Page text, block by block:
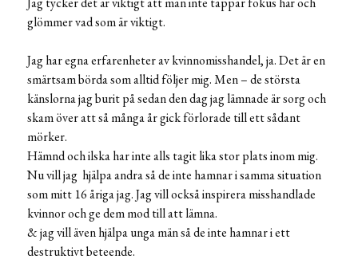
glömmer vad som är viktigt.
Jag har egna erfarenheter av kvinnomisshandel, ja. Det är en
smärtsam börda som alltid följer mig. Men – de största
känslorna jag burit på sedan den dag jag lämnade är sorg och
skam över att så många år gick förlorade till ett sådant
mörker.
Hämnd och ilska har inte alls tagit lika stor plats inom mig.
Nu vill jag hjälpa andra så de inte hamnar i samma situation
som mitt 16 åriga jag. Jag vill också inspirera misshandlade
kvinnor och ge dem mod till att lämna.
& jag vill även hjälpa unga män så de inte hamnar i ett
destruktivt beteende.